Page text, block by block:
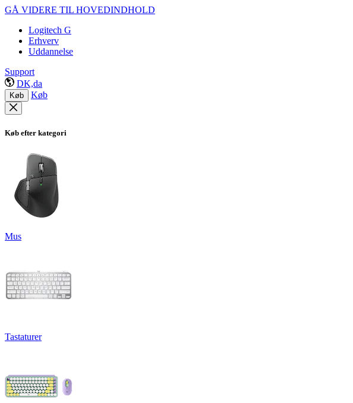
GÅ VIDERE TIL HOVEDINDHOLD
Logitech G
Erhverv
Uddannelse
Support
DK,da
Køb Køb
Køb efter kategori
Mus
Tastaturer